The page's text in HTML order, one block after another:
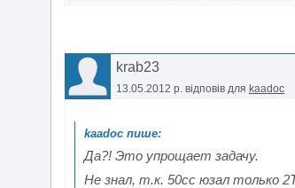
krab23
13.05.2012 р. відповів для kaadoc
Да?! Это упрощает задачу.
Не знал, т.к. 50сс юзал только